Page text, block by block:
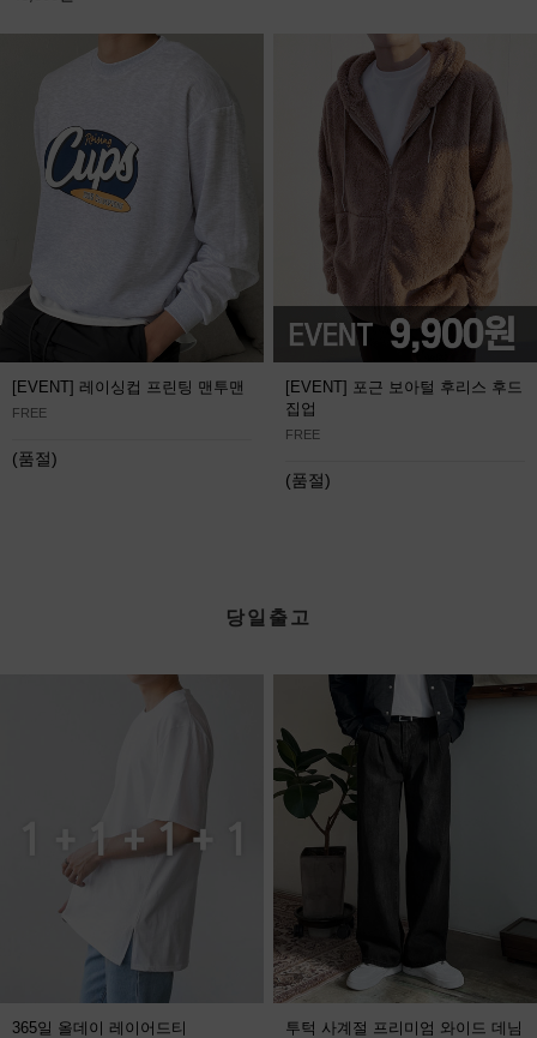
[EVENT] 레이싱컵 프린팅 맨투맨
FREE
(품절)
[EVENT] 포근 보아털 후리스 후드
집업
FREE
(품절)
당일출고
365일 올데이 레이어드티
투턱 사계절 프리미엄 와이드 데님